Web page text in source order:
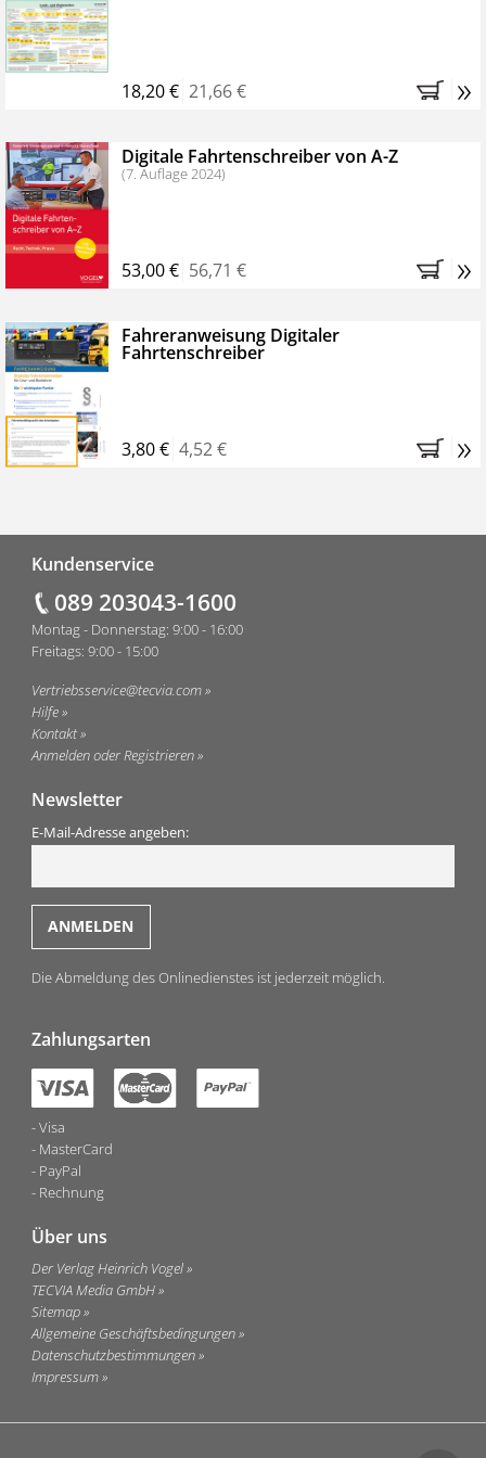
Bestellen Sie jetzt das VerkehrsRundschau Profipaket im
Kennenlern-Abo für zwei Monate (inkl. der derzeitig
Monaten brauchen Sie nichts weiter tun, das
Abonnement endet automatisch, es entstehen keine
weiteren Verpflichtungen.
18,20 € 21,66 € »
Digitale Fahrtenschreiber von A-Z
(7. Auflage 2024)
53,00 € 56,71 € »
Fahreranweisung Digitaler
Fahrtenschreiber
3,80 € 4,52 € »
Kundenservice
089 203043-1600
Montag - Donnerstag: 9:00 - 16:00
Freitags: 9:00 - 15:00
Vertriebsservice@tecvia.com
Hilfe
Kontakt
Anmelden oder Registrieren
Newsletter
E-Mail-Adresse angeben:
Die Abmeldung des Onlinedienstes ist jederzeit möglich.
Zahlungsarten
Visa
MasterCard
PayPal
Rechnung
Über uns
Der Verlag Heinrich Vogel
TECVIA Media GmbH
Sitemap
Allgemeine Geschäftsbedingungen
Datenschutzbestimmungen
Impressum